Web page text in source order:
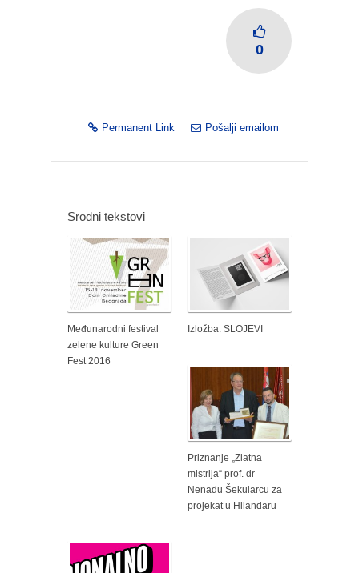
0
Permanent Link Pošalji emailom
Srodni tekstovi
Međunarodni festival
zelene kulture Green
Fest 2016
Izložba: SLOJEVI
Priznanje „Zlatna
mistrija“ prof. dr
Nenadu Šekularcu za
projekat u Hilandaru